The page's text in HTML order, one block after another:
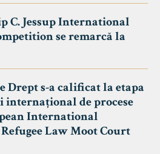
C. Jessup International
se remarcă la
Drept s-a calificat la etapa
de procese
International
Law Moot Court